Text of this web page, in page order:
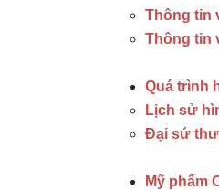
Thông tin
Thông tin
Quá trình
Lịch sử
Đại sứ
Mỹ phẩm